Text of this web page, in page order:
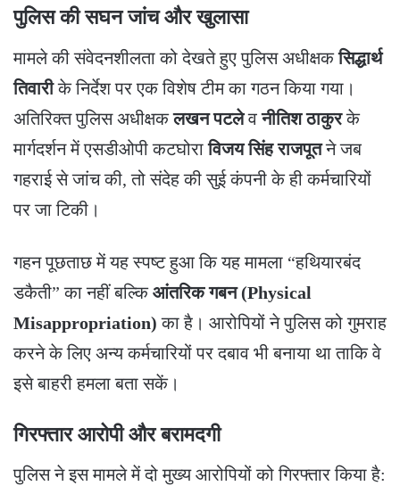
पुलिस की सघन जांच और खुलासा
​मामले की संवेदनशीलता को देखते हुए पुलिस अधीक्षकसिद्धार्थ
तिवारीके निर्देश पर एक विशेष टीम का गठन किया गया।
अतिरिक्त पुलिस अधीक्षकलखन पटलेवनीतिश ठाकुरके
मार्गदर्शन में एसडीओपी कटघोराविजय सिंह राजपूतने जब
गहराई से जांच की, तो संदेह की सुई कंपनी के ही कर्मचारियों
पर जा टिकी।
​गहन पूछताछ में यह स्पष्ट हुआ कि यह मामला “हथियारबंद
डकैती” का नहीं बल्किआंतरिक गबन (Physical
Misappropriation) का है। आरोपियों ने पुलिस को गुमराह
करने के लिए अन्य कर्मचारियों पर दबाव भी बनाया था ताकि वे
इसे बाहरी हमला बता सकें।
गिरफ्तार आरोपी और बरामदगी
​पुलिस ने इस मामले में दो मुख्य आरोपियों को गिरफ्तार किया है: